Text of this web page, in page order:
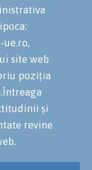
ue.ro,
site web
poziția
și
revine